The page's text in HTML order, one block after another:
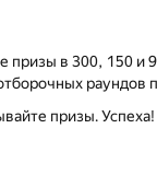
в 300, 150 и
призы. Успеха!